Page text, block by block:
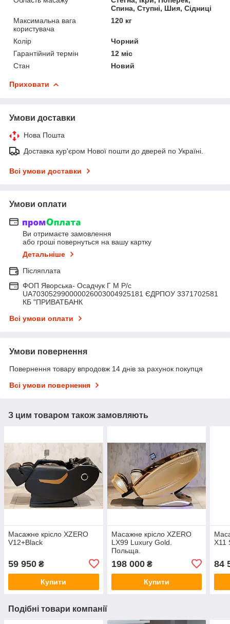
Спина, Ступні, Шия, Сідниці
Максимальна вага
користувача
120 кг
Колір
Чорний
Гарантійний термін
12 міс
Стан
Новий
Приховати
Умови доставки
Нова Пошта
Доставка кур'єром Нової пошти до дверей по Україні.
Всі умови доставки
Умови оплати
Ви отримаєте замовлення
або гроші повернуться на вашу картку
Детальніше
Післяплата
ФОП Яворська- Осадчук Г М Р/c
UA703052990000026003004925181 ЄДРПОУ 3371702581
КБ "ПРИВАТБАНК
Всі умови оплати
Умови повернення
Повернення товару впродовж 14 днів за рахунок покупця
Всі умови повернення
З цим товаром також замовляють
Масажне крісло XZERO
V12+Black
59 950 ₴
Купити
Масажне крісло XZERO
LХ99 Luxury Gold.
Польща.
198 000₴
Купити
X11
84
Подібні товари компанії